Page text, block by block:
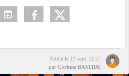
Publié le 19 sept. 2017
par Corinne BASTIDE